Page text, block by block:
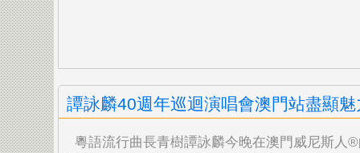
譚詠麟40週年巡迴演唱會澳門站盡顯魅
粵語流行曲長青樹譚詠麟今晚在澳門威尼斯人